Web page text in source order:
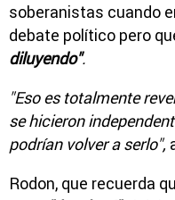
soberanistas cuando
debate político pero
diluyendo".
"Eso es totalmente
se hicieron
podrían volver a serlo",
Rodon, que recuerda